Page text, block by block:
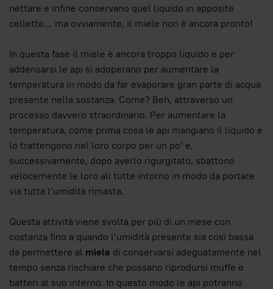
nettare e infine conservano quel liquido in apposite
cellette… ma ovviamente, il miele non è ancora pronto!
In questa fase il miele è ancora troppo liquido e per
addensarsi le api si adoperano per aumentare la
temperatura in modo da far evaporare gran parte di acqua
presente nella sostanza. Come? Beh, attraverso un
processo davvero straordinario. Per aumentare la
temperatura, come prima cosa le api mangiano il liquido e
lo trattengono nel loro corpo per un po’ e,
successivamente, dopo averlo rigurgitato, sbattono
velocemente le loro ali tutte intorno in modo da portare
via tutta l’umidità rimasta.
Questa attività viene svolta per più di un mese con
costanza fino a quando l’umidità presente sia così bassa
da permettere al miele di conservarsi adeguatamente nel
tempo senza rischiare che possano riprodursi muffe e
batteri al suo interno. In questo modo le api potranno